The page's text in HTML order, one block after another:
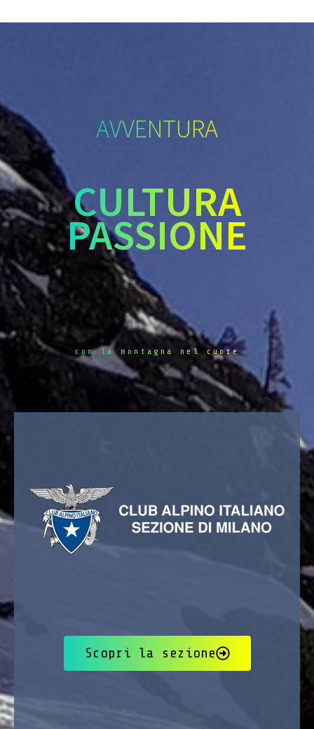
AVVENTURA
CULTURA
PASSIONE
con la montagna nel cuore
Scopri la sezione